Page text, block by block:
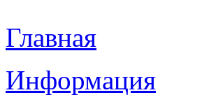
Главная
Информация